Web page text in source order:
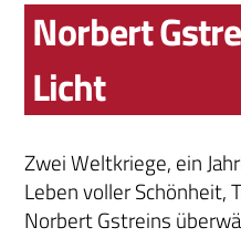
Norbert
Licht
Zwei Weltkriege, ein
Leben voller Schönheit,
Norbert Gstreins